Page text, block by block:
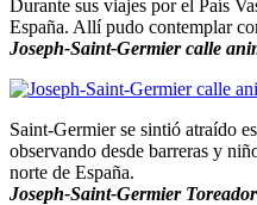
Durante sus viajes por el País
España. Allí pudo contemplar
Joseph-Saint-Germier calle
Saint-Germier se sintió atraído
observando desde barreras y
norte de España.
Joseph-Saint-Germier Toreador